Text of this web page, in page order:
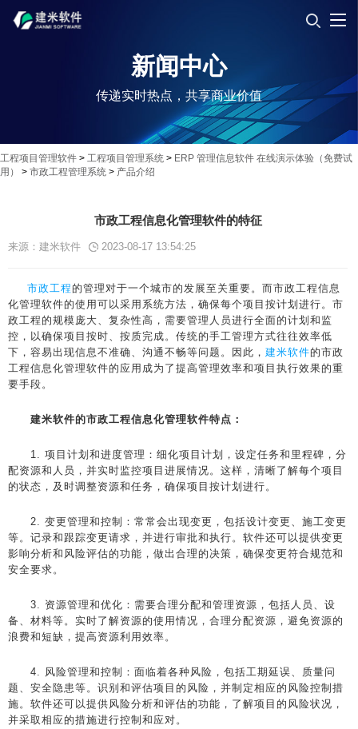
新闻中心
传递实时热点，共享商业价值
工程项目管理软件 > 工程项目管理系统 > ERP 管理信息软件 在线演示体验（免费试
用）
> 市政工程管理系统 > 产品介绍
市政工程信息化管理软件的特征
来源：建米软件 2023-08-17 13:54:25
市政工程 的管理对于一个城市的发展至关重要。而市政工程信息
化管理软件的使用可以采用系统方法，确保每个项目按计划进行。市
政工程的规模庞大、复杂性高，需要管理人员进行全面的计划和监
控，以确保项目按时、按质完成。传统的手工管理方式往往效率低
下，容易出现信息不准确、沟通不畅等问题。因此， 建米软件的市政
工程信息化管理软件的应用成为了提高管理效率和项目执行效果的重
要手段。
建米软件的市政工程信息化管理软件特点：
1. 项目计划和进度管理：细化项目计划，设定任务和里程碑，分
配资源和人员，并实时监控项目进展情况。这样，清晰了解每个项目
的状态，及时调整资源和任务，确保项目按计划进行。
2. 变更管理和控制：常常会出现变更，包括设计变更、施工变更
等。记录和跟踪变更请求，并进行审批和执行。软件还可以提供变更
影响分析和风险评估的功能，做出合理的决策，确保变更符合规范和
安全要求。
3. 资源管理和优化：需要合理分配和管理资源，包括人员、设
备、材料等。实时了解资源的使用情况，合理分配资源，避免资源的
浪费和短缺，提高资源利用效率。
4. 风险管理和控制：面临着各种风险，包括工期延误、质量问
题、安全隐患等。识别和评估项目的风险，并制定相应的风险控制措
施。软件还可以提供风险分析和评估的功能，了解项目的风险状况，
并采取相应的措施进行控制和应对。